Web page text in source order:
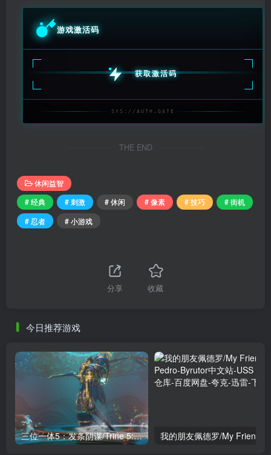
游戏激活码
获取激活码
SYS://AUTH.GATE
THE END
休闲益智
# 经典
# 刺激 # 休闲 # 像素 # 技巧
# 街机
# 忍者
# 小游戏
分享 收藏
今日推荐游戏
三位一体5：发条阴谋/Trine 5: A Clockwork Conspiracy